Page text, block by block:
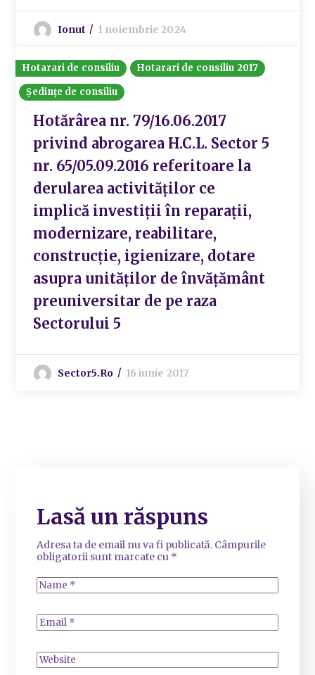
Ionut 1 noiembrie 2024
Hotarari de consiliu
Hotarari de consiliu 2017
Ședințe de consiliu
Hotărârea nr. 79/16.06.2017
privind abrogarea H.C.L. Sector 5
nr. 65/05.09.2016 referitoare la
derularea activităților ce
implică investiții în reparații,
modernizare, reabilitare,
construcție, igienizare, dotare
asupra unităților de învățământ
preuniversitar de pe raza
Sectorului 5
Sector5.ro 16 iunie 2017
Lasă un răspuns
Adresa ta de email nu va fi publicată. Câmpurile
obligatorii sunt marcate cu *